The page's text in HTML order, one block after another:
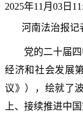
2025年11月03日
河南法治报记
党的二十届四
经济和社会发展
议》），绘就了
上、接续推进中